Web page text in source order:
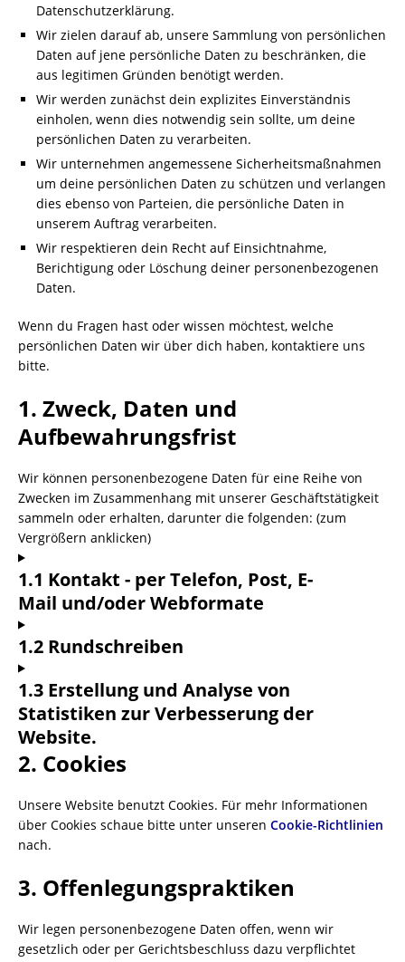
Datenschutzerklärung.
Wir zielen darauf ab, unsere Sammlung von persönlichen
Daten auf jene persönliche Daten zu beschränken, die
aus legitimen Gründen benötigt werden.
Wir werden zunächst dein explizites Einverständnis
einholen, wenn dies notwendig sein sollte, um deine
persönlichen Daten zu verarbeiten.
Wir unternehmen angemessene Sicherheitsmaßnahmen
um deine persönlichen Daten zu schützen und verlangen
dies ebenso von Parteien, die persönliche Daten in
unserem Auftrag verarbeiten.
Wir respektieren dein Recht auf Einsichtnahme,
Berichtigung oder Löschung deiner personenbezogenen
Daten.
Wenn du Fragen hast oder wissen möchtest, welche
persönlichen Daten wir über dich haben, kontaktiere uns
bitte.
1. Zweck, Daten und
Aufbewahrungsfrist
Wir können personenbezogene Daten für eine Reihe von
Zwecken im Zusammenhang mit unserer Geschäftstätigkeit
sammeln oder erhalten, darunter die folgenden: (zum
Vergrößern anklicken)
1.1 Kontakt - per Telefon, Post, E-
Mail und/oder Webformate
1.2 Rundschreiben
1.3 Erstellung und Analyse von
Statistiken zur Verbesserung der
Website.
2. Cookies
Unsere Website benutzt Cookies. Für mehr Informationen
über Cookies schaue bitte unter unseren Cookie-Richtlinien
nach.
3. Offenlegungspraktiken
Wir legen personenbezogene Daten offen, wenn wir
gesetzlich oder per Gerichtsbeschluss dazu verpflichtet